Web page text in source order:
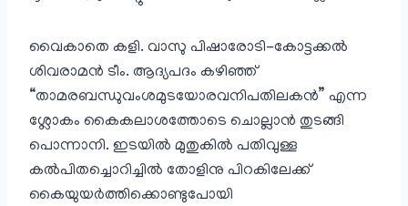
വൈകാതെ കളി. വാസു പിഷാരോടി-കോട്ടക്കൽ
ശിവരാമൻ ടീം. ആദ്യപദം കഴിഞ്ഞ്
“താമരബന്ധുവംശമുടയോരവനിപതിലകൻ” എന്ന
ശ്ലോകം കൈകലാശത്തോടെ ചൊല്ലാൻ തുടങ്ങി
പൊന്നാനി. ഇടയിൽ മുതുകിൽ പതിവുള്ള
കൽപിതച്ചൊറിച്ചിൽ തോളിനു പിറകിലേക്ക്
കൈയുയർത്തിക്കൊണ്ടുപോയി